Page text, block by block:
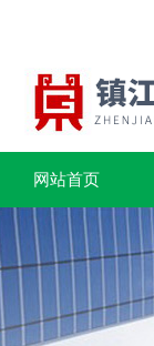
网站首页